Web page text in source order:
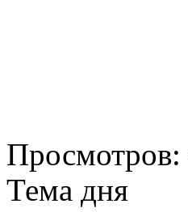
Просмотров:
Тема дня